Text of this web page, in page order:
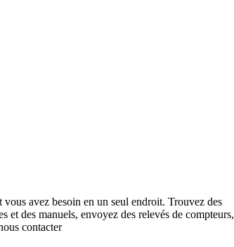
avez besoin en un seul endroit. Trouvez des
et des manuels, envoyez des relevés de compteurs,
contacter